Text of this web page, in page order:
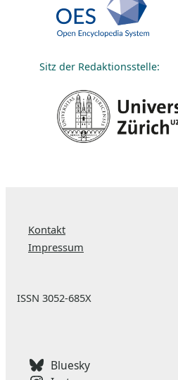
Sitz der Redaktionsstelle:
Kontakt
Impressum
ISSN 3052-685X
Bluesky